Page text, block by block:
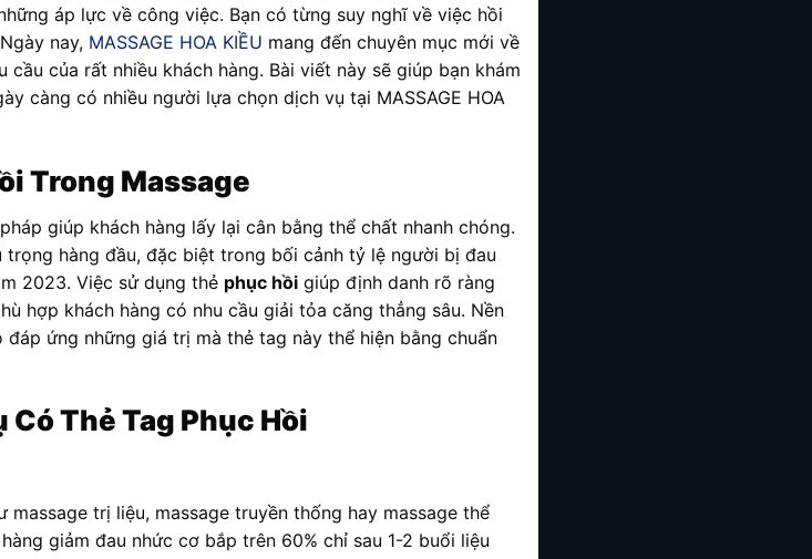
áp lực về công việc. Bạn có từng suy nghĩ về việc hồi
nay, MASSAGE HOA KIỀU mang đến chuyên mục mới về
cầu của rất nhiều khách hàng. Bài viết này sẽ giúp bạn khám
càng có nhiều người lựa chọn dịch vụ tại MASSAGE HOA
Trong Massage
giúp khách hàng lấy lại cân bằng thể chất nhanh chóng.
hàng đầu, đặc biệt trong bối cảnh tỷ lệ người bị đau
2023. Việc sử dụng thẻ phục hồi giúp định danh rõ ràng
hợp khách hàng có nhu cầu giải tỏa căng thẳng sâu. Nền
đáp ứng những giá trị mà thẻ tag này thể hiện bằng chuẩn
Thẻ Tag Phục Hồi
massage trị liệu, massage truyền thống hay massage thể
giảm đau nhức cơ bắp trên 60% chỉ sau 1-2 buổi liệu